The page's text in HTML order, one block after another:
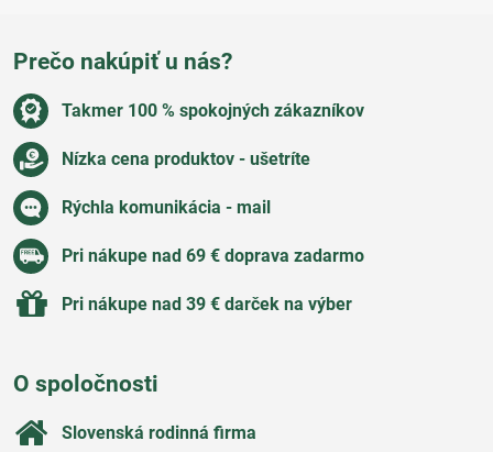
Prečo nakúpiť u nás?
Takmer 100 % spokojných zákazníkov
Nízka cena produktov - ušetríte
Rýchla komunikácia - mail
Pri nákupe nad 69 € doprava zadarmo
Pri nákupe nad 39 € darček na výber
O spoločnosti
Slovenská rodinná firma